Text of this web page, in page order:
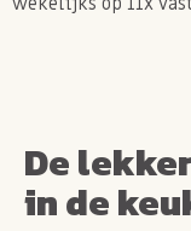
De
in de